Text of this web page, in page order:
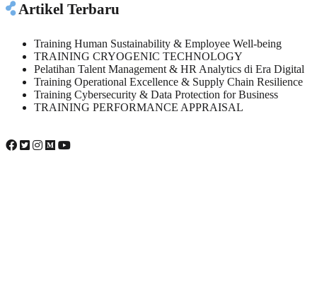
Artikel Terbaru
Training Human Sustainability & Employee Well-being
TRAINING CRYOGENIC TECHNOLOGY
Pelatihan Talent Management & HR Analytics di Era Digital
Training Operational Excellence & Supply Chain Resilience
Training Cybersecurity & Data Protection for Business
TRAINING PERFORMANCE APPRAISAL